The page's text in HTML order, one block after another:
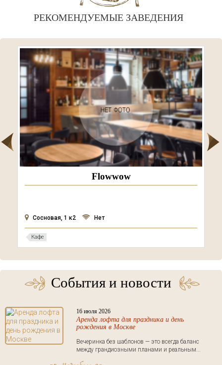
РЕКОМЕНДУЕМЫЕ ЗАВЕДЕНИЯ
Белая лошадь
Полевой проезд, 3в, 2 этаж
Кафе
События и новости
16 июля 2026
Аренда лофта для праздника и день
рождения в Москве
Вечеринка без шаблонов — это всегда баланс
между грандиозными планами и реальным...